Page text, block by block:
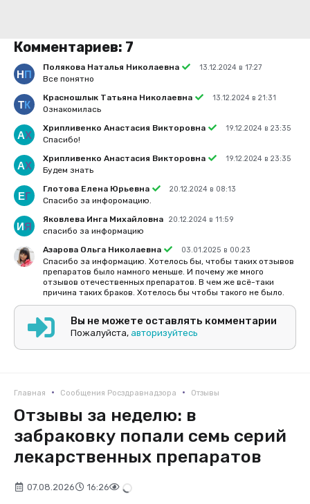
Комментариев: 7
Полякова Наталья Николаевна 13.12.2024 в 17:27
Все понятно
Красношлык Татьяна Николаевна
13.12.2024 в 21:31
Ознакомилась
Хрипливенко Анастасия Викторовна
19.12.2024 в 23:35
Спасибо!
Хрипливенко Анастасия Викторовна
19.12.2024 в 23:35
Будем знать
Глотова Елена Юрьевна
20.12.2024 в 08:13
Спасибо за инфоромацию.
Яковлева Инга Михайловна
20.12.2024 в 11:59
спасибо за информацию
Азарова Ольга Николаевна
03.01.2025 в 00:23
Спасибо за информацию. Хотелось бы, чтобы таких отзывов
препаратов было намного меньше. И почему же много
отзывов отечественных препаратов. В чем же всё-таки
причина таких браков. Хотелось бы чтобы такого не было.
Вы не можете оставлять комментарии
Пожалуйста, авторизуйтесь
Главная • Сообщения Росздравнадзора • Отзывы
Отзывы за неделю: в
забраковку попали семь серий
лекарственных препаратов
07.08.2026 16:26